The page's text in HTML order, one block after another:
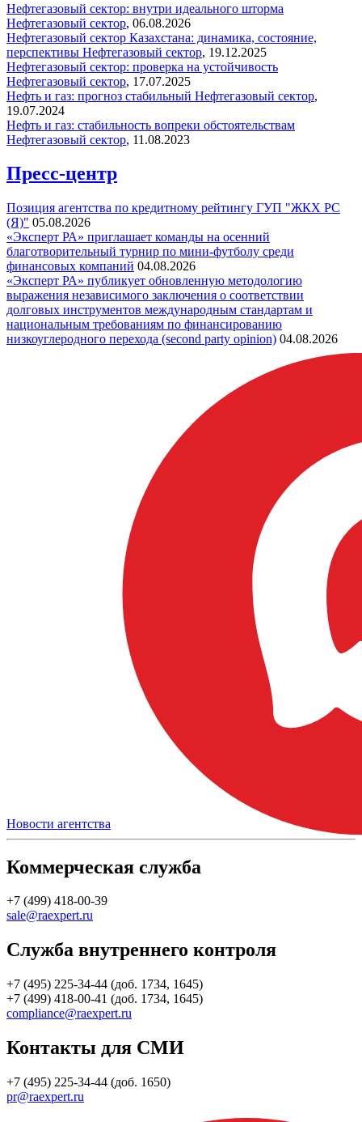
Нефтегазовый сектор: внутри идеального шторма
Нефтегазовый сектор, 06.08.2026
Нефтегазовый сектор Казахстана: динамика, состояние,
перспективы Нефтегазовый сектор, 19.12.2025
Нефтегазовый сектор: проверка на устойчивость
Нефтегазовый сектор, 17.07.2025
Нефть и газ: прогноз стабильный Нефтегазовый сектор,
19.07.2024
Нефть и газ: стабильность вопреки обстоятельствам
Нефтегазовый сектор, 11.08.2023
Пресс-центр
Позиция агентства по кредитному рейтингу ГУП "ЖКХ РС
(Я)" 05.08.2026
«Эксперт РА» приглашает команды на осенний
благотворительный турнир по мини-футболу среди
финансовых компаний 04.08.2026
«Эксперт РА» публикует обновленную методологию
выражения независимого заключения о соответствии
долговых инструментов международным стандартам и
национальным требованиям по финансированию
низкоуглеродного перехода (second party opinion) 04.08.2026
Новости агентства
Коммерческая служба
+7 (499) 418-00-39
sale@raexpert.ru
Служба внутреннего контроля
+7 (495) 225-34-44 (доб. 1734, 1645)
+7 (499) 418-00-41 (доб. 1734, 1645)
compliance@raexpert.ru
Контакты для СМИ
+7 (495) 225-34-44 (доб. 1650)
pr@raexpert.ru